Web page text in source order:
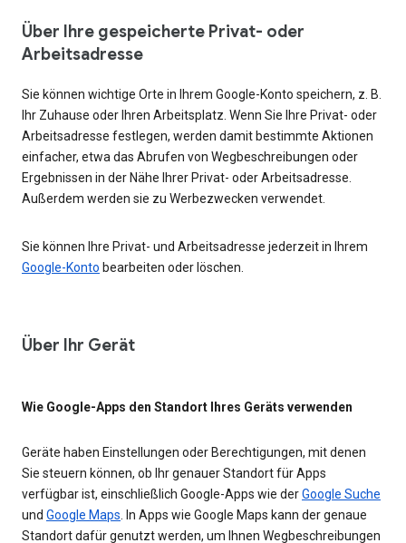
Über Ihre gespeicherte Privat- oder
Arbeitsadresse
Sie können wichtige Orte in Ihrem Google-Konto speichern, z. B.
Ihr Zuhause oder Ihren Arbeitsplatz. Wenn Sie Ihre Privat- oder
Arbeitsadresse festlegen, werden damit bestimmte Aktionen
einfacher, etwa das Abrufen von Wegbeschreibungen oder
Ergebnissen in der Nähe Ihrer Privat- oder Arbeitsadresse.
Außerdem werden sie zu Werbezwecken verwendet.
Sie können Ihre Privat- und Arbeitsadresse jederzeit in Ihrem
Google-Konto bearbeiten oder löschen.
Über Ihr Gerät
Wie Google-Apps den Standort Ihres Geräts verwenden
Geräte haben Einstellungen oder Berechtigungen, mit denen
Sie steuern können, ob Ihr genauer Standort für Apps
verfügbar ist, einschließlich Google-Apps wie derGoogle Suche
und Google Maps. In Apps wie Google Maps kann der genaue
Standort dafür genutzt werden, um Ihnen Wegbeschreibungen